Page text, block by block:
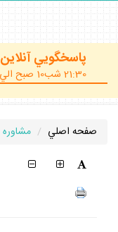
پاسخگويي آنلاين
21:30 شب10 صبح الي 11:30 ظهر)
صفحه اصلي مشاوره